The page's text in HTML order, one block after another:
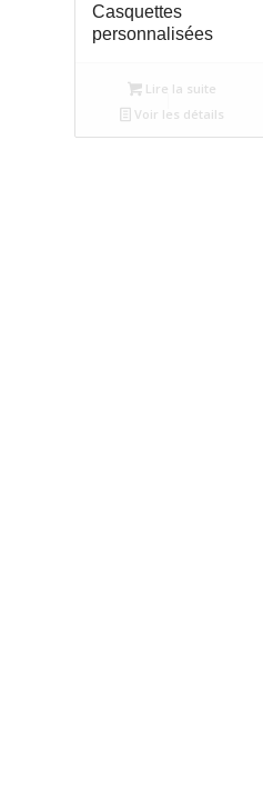
Casquettes
personnalisées
Lire la suite
Voir les détails